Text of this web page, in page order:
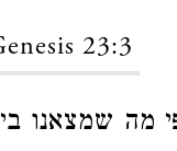
23:3
מה שמצאנו